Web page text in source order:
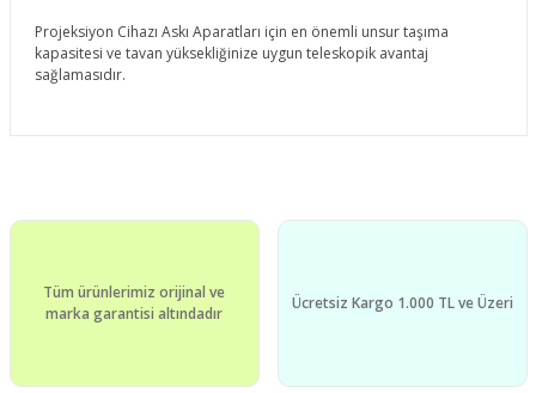
Projeksiyon Cihazı Askı Aparatları için en önemli unsur taşıma
kapasitesi ve tavan yüksekliğinize uygun teleskopik avantaj
sağlamasıdır.
Görüş ve önerileriniz için teşekkür ederiz.
Ürün resmi kalitesiz, bozuk veya görüntülenemiyor.
Tüm ürünlerimiz orijinal ve
marka garantisi altındadır
Ücretsiz Kargo 1.000 TL ve Üzeri